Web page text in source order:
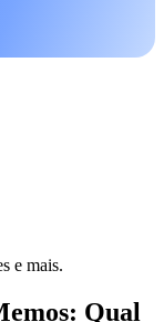
e mais.
Qual